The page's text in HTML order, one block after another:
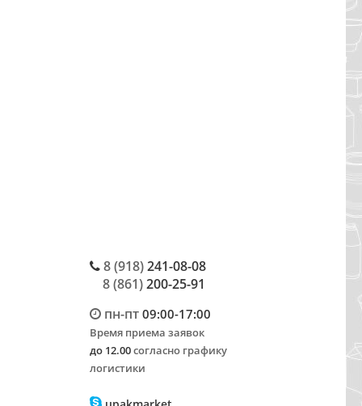
8 (918)241-08-08
8 (861)200-25-91
пн-пт09:00-17:00
Время приема заявок
до 12.00согласно графику
логистики